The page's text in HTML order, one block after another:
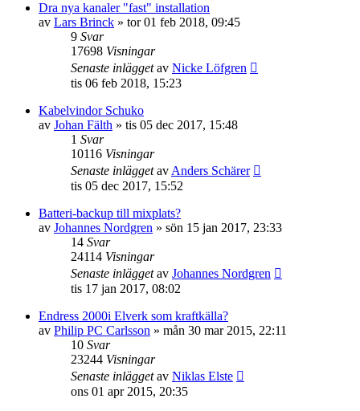
Dra nya kanaler "fast" installation
av Lars Brinck » tor 01 feb 2018, 09:45
9 Svar
17698 Visningar
Senaste inläggetav Nicke Löfgren
tis 06 feb 2018, 15:23
Kabelvindor Schuko
av Johan Fälth » tis 05 dec 2017, 15:48
1 Svar
10116 Visningar
Senaste inläggetav Anders Schärer
tis 05 dec 2017, 15:52
Batteri-backup till mixplats?
av Johannes Nordgren » sön 15 jan 2017, 23:33
14 Svar
24114 Visningar
Senaste inläggetav Johannes Nordgren
tis 17 jan 2017, 08:02
Endress 2000i Elverk som kraftkälla?
av Philip PC Carlsson » mån 30 mar 2015, 22:11
10 Svar
23244 Visningar
Senaste inläggetav Niklas Elste
ons 01 apr 2015, 20:35